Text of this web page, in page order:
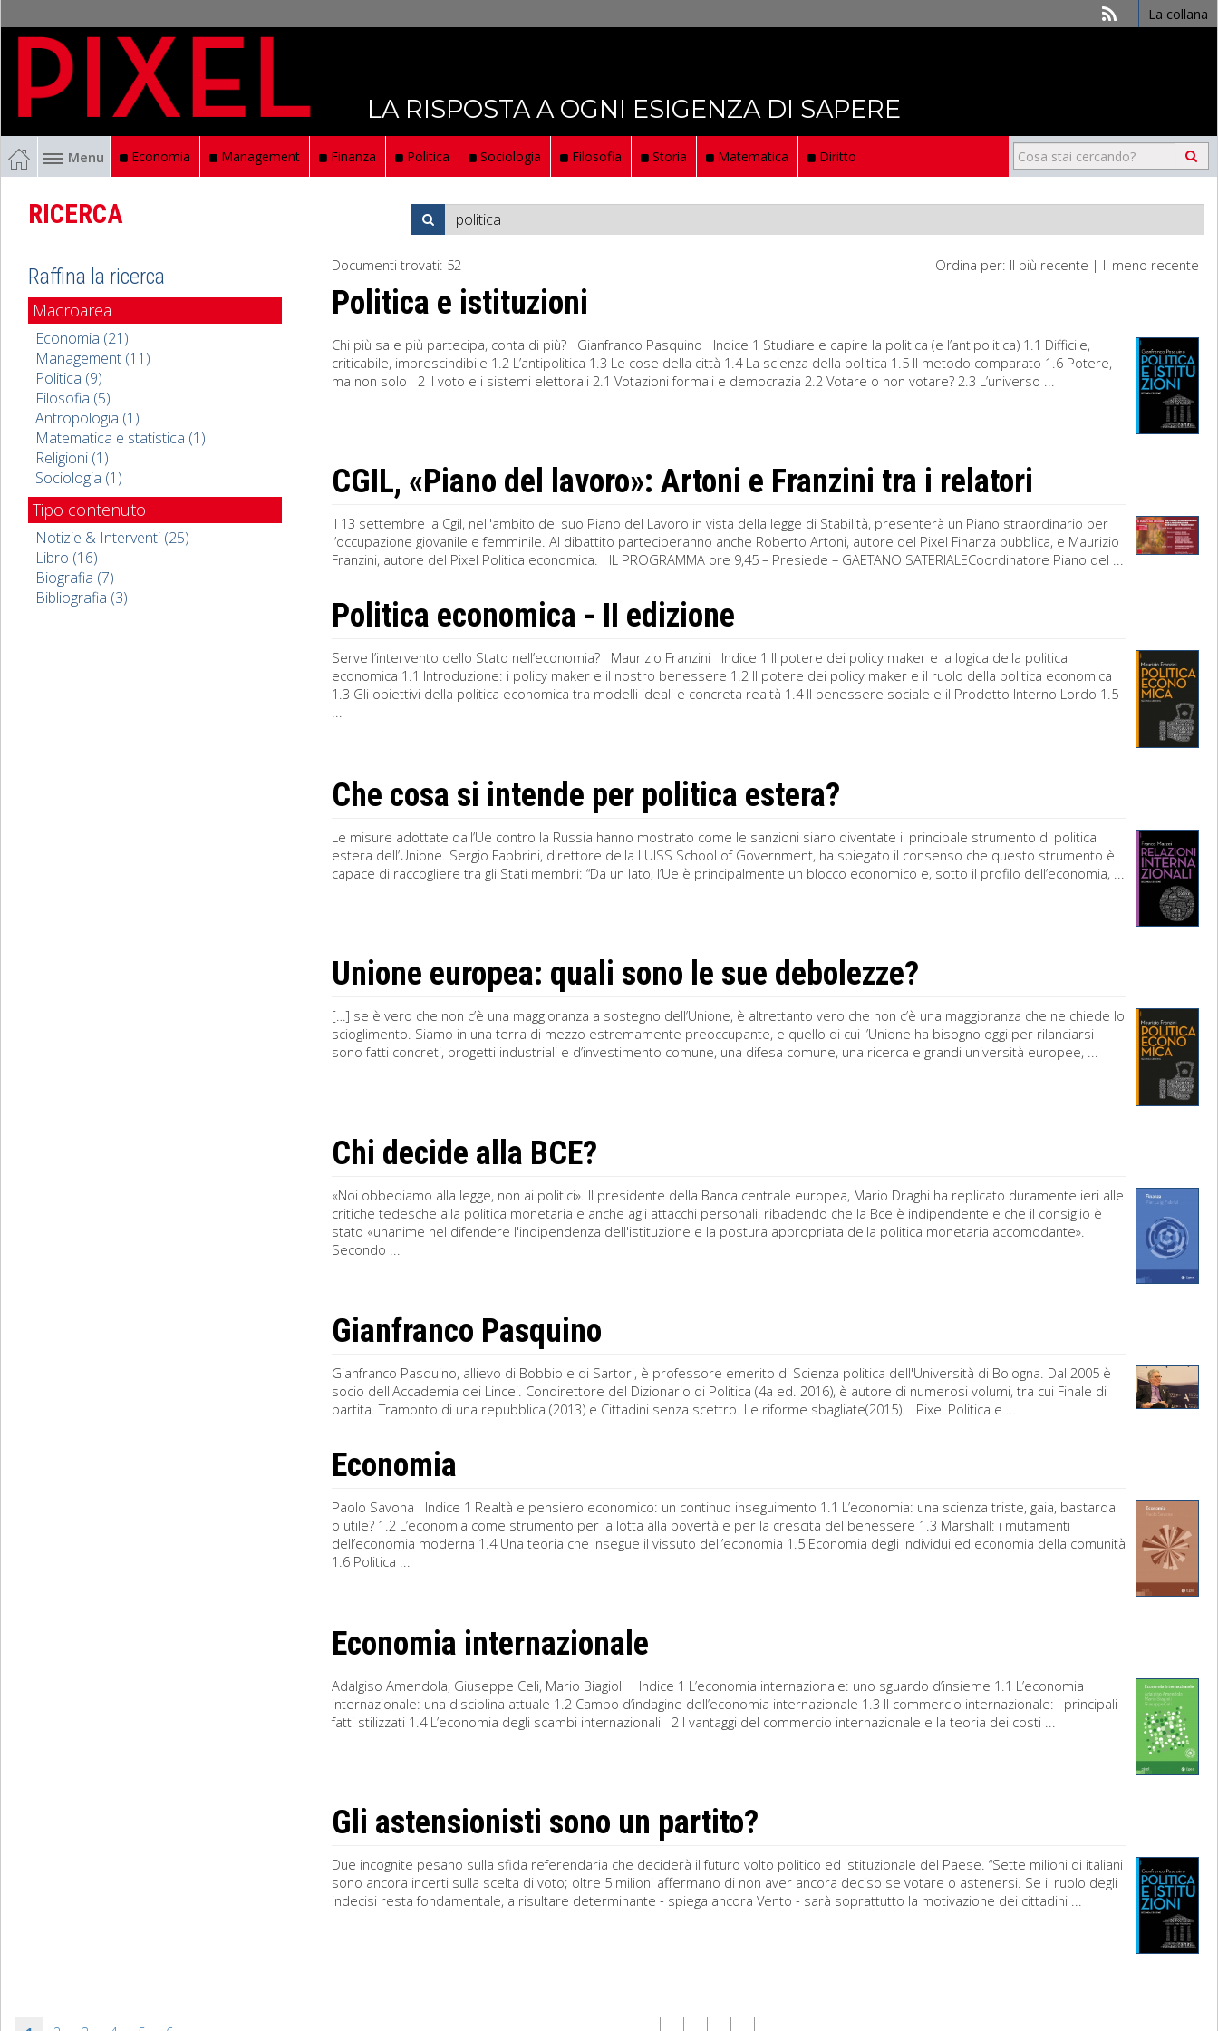
La collana
LA RISPOSTA A OGNI ESIGENZA DI SAPERE
Menu Economia Management Finanza Politica Sociologia Filosofia Storia Matematica Diritto
RICERCA
Ordina per: Il più recente | Il meno recente
Documenti trovati: 52
Politica e istituzioni
Chi più sa e più partecipa, conta di più? Gianfranco Pasquino Indice 1 Studiare e capire la politica (e l’antipolitica) 1.1 Difficile,
criticabile, imprescindibile 1.2 L’antipolitica 1.3 Le cose della città 1.4 La scienza della politica 1.5 Il metodo comparato 1.6 Potere,
ma non solo 2 Il voto e i sistemi elettorali 2.1 Votazioni formali e democrazia 2.2 Votare o non votare? 2.3 L’universo ...
CGIL, «Piano del lavoro»: Artoni e Franzini tra i relatori
Il 13 settembre la Cgil, nell'ambito del suo Piano del Lavoro in vista della legge di Stabilità, presenterà un Piano straordinario per
l’occupazione giovanile e femminile. Al dibattito parteciperanno anche Roberto Artoni, autore del Pixel Finanza pubblica, e Maurizio
Franzini, autore del Pixel Politica economica. IL PROGRAMMA ore 9,45 – Presiede – GAETANO SATERIALECoordinatore Piano del ...
Politica economica - II edizione
Serve l’intervento dello Stato nell’economia? Maurizio Franzini Indice 1 Il potere dei policy maker e la logica della politica
economica 1.1 Introduzione: i policy maker e il nostro benessere 1.2 Il potere dei policy maker e il ruolo della politica economica
1.3 Gli obiettivi della politica economica tra modelli ideali e concreta realtà 1.4 Il benessere sociale e il Prodotto Interno Lordo 1.5
...
Che cosa si intende per politica estera?
Le misure adottate dall’Ue contro la Russia hanno mostrato come le sanzioni siano diventate il principale strumento di politica
estera dell’Unione. Sergio Fabbrini, direttore della LUISS School of Government, ha spiegato il consenso che questo strumento è
capace di raccogliere tra gli Stati membri: “Da un lato, l’Ue è principalmente un blocco economico e, sotto il profilo dell’economia, ...
Unione europea: quali sono le sue debolezze?
[…] se è vero che non c’è una maggioranza a sostegno dell’Unione, è altrettanto vero che non c’è una maggioranza che ne chiede lo
scioglimento. Siamo in una terra di mezzo estremamente preoccupante, e quello di cui l’Unione ha bisogno oggi per rilanciarsi
sono fatti concreti, progetti industriali e d’investimento comune, una difesa comune, una ricerca e grandi università europee, ...
Chi decide alla BCE?
«Noi obbediamo alla legge, non ai politici». Il presidente della Banca centrale europea, Mario Draghi ha replicato duramente ieri alle
critiche tedesche alla politica monetaria e anche agli attacchi personali, ribadendo che la Bce è indipendente e che il consiglio è
stato «unanime nel difendere l'indipendenza dell'istituzione e la postura appropriata della politica monetaria accomodante».
Secondo ...
Gianfranco Pasquino
Gianfranco Pasquino, allievo di Bobbio e di Sartori, è professore emerito di Scienza politica dell'Università di Bologna. Dal 2005 è
socio dell'Accademia dei Lincei. Condirettore del Dizionario di Politica (4a ed. 2016), è autore di numerosi volumi, tra cui Finale di
partita. Tramonto di una repubblica (2013) e Cittadini senza scettro. Le riforme sbagliate(2015). Pixel Politica e ...
Economia
Paolo Savona Indice 1 Realtà e pensiero economico: un continuo inseguimento 1.1 L’economia: una scienza triste, gaia, bastarda
o utile? 1.2 L’economia come strumento per la lotta alla povertà e per la crescita del benessere 1.3 Marshall: i mutamenti
dell’economia moderna 1.4 Una teoria che insegue il vissuto dell’economia 1.5 Economia degli individui ed economia della comunità
1.6 Politica ...
Economia internazionale
Adalgiso Amendola, Giuseppe Celi, Mario Biagioli Indice 1 L’economia internazionale: uno sguardo d’insieme 1.1 L’economia
internazionale: una disciplina attuale 1.2 Campo d’indagine dell’economia internazionale 1.3 Il commercio internazionale: i principali
fatti stilizzati 1.4 L’economia degli scambi internazionali 2 I vantaggi del commercio internazionale e la teoria dei costi ...
Gli astensionisti sono un partito?
Due incognite pesano sulla sfida referendaria che deciderà il futuro volto politico ed istituzionale del Paese. “Sette milioni di italiani
sono ancora incerti sulla scelta di voto; oltre 5 milioni affermano di non aver ancora deciso se votare o astenersi. Se il ruolo degli
indecisi resta fondamentale, a risultare determinante - spiega ancora Vento - sarà soprattutto la motivazione dei cittadini ...
Raffina la ricerca
Macroarea
Economia (21)
Management (11)
Politica (9)
Filosofia (5)
Antropologia (1)
Matematica e statistica (1)
Religioni (1)
Sociologia (1)
Tipo contenuto
Notizie & Interventi (25)
Libro (16)
Biografia (7)
Bibliografia (3)